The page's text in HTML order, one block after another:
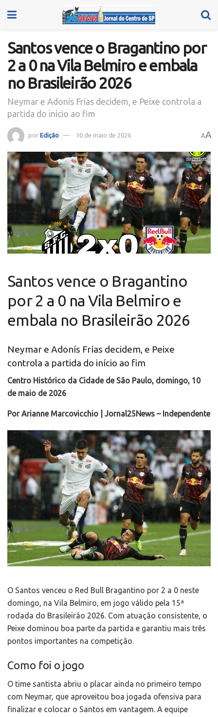
Santos vence o Bragantino por
2 a 0 na Vila Belmiro e embala
no Brasileirão 2026
Neymar e Adonís Frías decidem, e Peixe controla a
partida do início ao fim
por Edição 10 de maio de 2026 AA
Santos vence o Bragantino
por 2 a 0 na Vila Belmiro e
embala no Brasileirão 2026
Neymar e Adonís Frías decidem, e Peixe
controla a partida do início ao fim
Centro Histórico da Cidade de São Paulo, domingo, 10
de maio de 2026
Por Arianne Marcovicchio | Jornal25News – Independente
O Santos venceu o Red Bull Bragantino por 2 a 0 neste
domingo, na Vila Belmiro, em jogo válido pela 15ª
rodada do Brasileirão 2026. Com atuação consistente, o
Peixe dominou boa parte da partida e garantiu mais três
pontos importantes na competição.
Como foi o jogo
O time santista abriu o placar ainda no primeiro tempo
com Neymar, que aproveitou boa jogada ofensiva para
finalizar e colocar o Santos em vantagem. A equipe